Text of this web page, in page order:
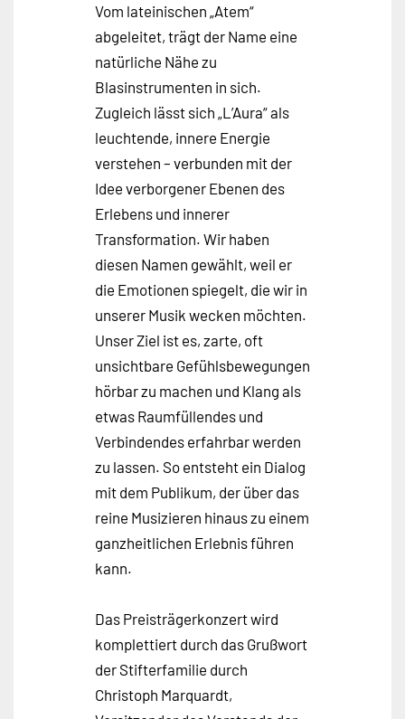
Vom lateinischen „Atem“
abgeleitet, trägt der Name eine
natürliche Nähe zu
Blasinstrumenten in sich.
Zugleich lässt sich „L’Aura“ als
leuchtende, innere Energie
verstehen – verbunden mit der
Idee verborgener Ebenen des
Erlebens und innerer
Transformation. Wir haben
diesen Namen gewählt, weil er
die Emotionen spiegelt, die wir in
unserer Musik wecken möchten.
Unser Ziel ist es, zarte, oft
unsichtbare Gefühlsbewegungen
hörbar zu machen und Klang als
etwas Raumfüllendes und
Verbindendes erfahrbar werden
zu lassen. So entsteht ein Dialog
mit dem Publikum, der über das
reine Musizieren hinaus zu einem
ganzheitlichen Erlebnis führen
kann.
Das Preisträgerkonzert wird
komplettiert durch das Grußwort
der Stifterfamilie durch
Christoph Marquardt,